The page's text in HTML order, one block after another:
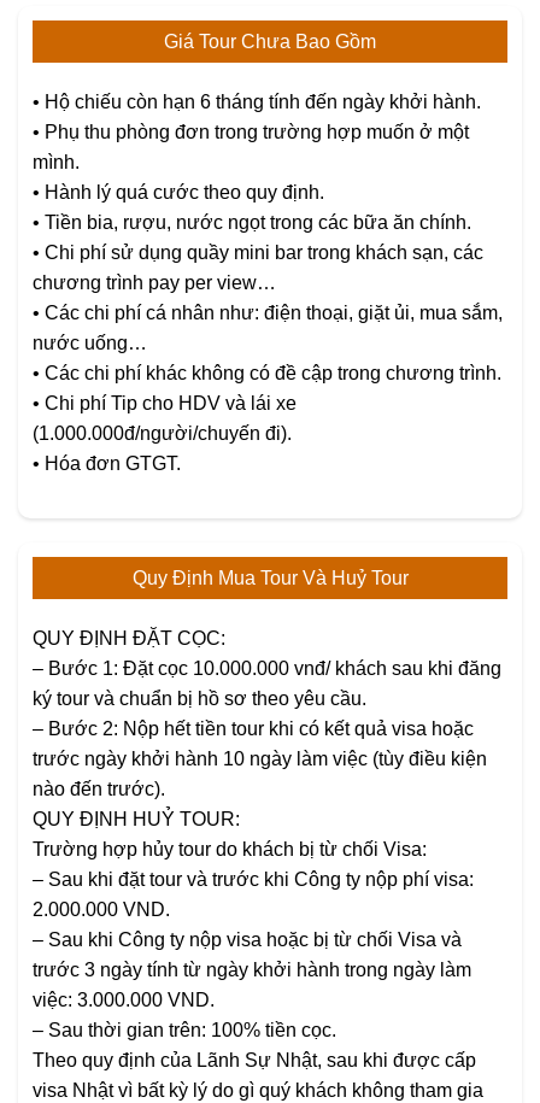
Giá Tour Chưa Bao Gồm
• Hộ chiếu còn hạn 6 tháng tính đến ngày khởi hành.
• Phụ thu phòng đơn trong trường hợp muốn ở một
mình.
• Hành lý quá cước theo quy định.
• Tiền bia, rượu, nước ngọt trong các bữa ăn chính.
• Chi phí sử dụng quầy mini bar trong khách sạn, các
chương trình pay per view…
• Các chi phí cá nhân như: điện thoại, giặt ủi, mua sắm,
nước uống…
• Các chi phí khác không có đề cập trong chương trình.
• Chi phí Tip cho HDV và lái xe
(1.000.000đ/người/chuyến đi).
• Hóa đơn GTGT.
Quy Định Mua Tour Và Huỷ Tour
QUY ĐỊNH ĐẶT CỌC:
– Bước 1: Đặt cọc 10.000.000 vnđ/ khách sau khi đăng
ký tour và chuẩn bị hồ sơ theo yêu cầu.
– Bước 2: Nộp hết tiền tour khi có kết quả visa hoặc
trước ngày khởi hành 10 ngày làm việc (tùy điều kiện
nào đến trước).
QUY ĐỊNH HUỶ TOUR:
Trường hợp hủy tour do khách bị từ chối Visa:
– Sau khi đặt tour và trước khi Công ty nộp phí visa:
2.000.000 VND.
– Sau khi Công ty nộp visa hoặc bị từ chối Visa và
trước 3 ngày tính từ ngày khởi hành trong ngày làm
việc: 3.000.000 VND.
– Sau thời gian trên: 100% tiền cọc.
Theo quy định của Lãnh Sự Nhật, sau khi được cấp
visa Nhật vì bất kỳ lý do gì quý khách không tham gia